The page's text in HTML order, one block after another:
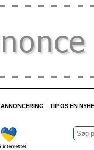
ANNONCERING TIP OS EN